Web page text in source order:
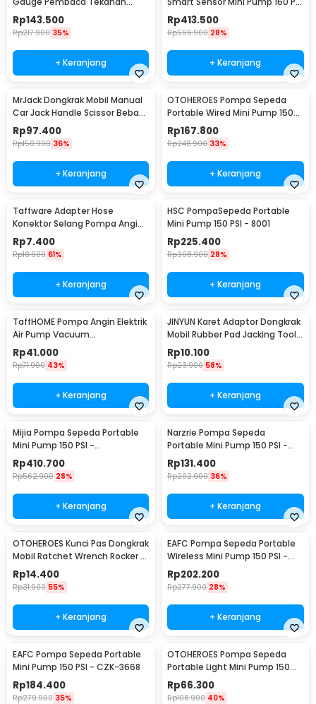
Angin LCD - DP-201
Rp143.500
Rp217.900 35%
+ Keranjang
- Midrive TP03
Rp413.500
Rp566.900 28%
+ Keranjang
MrJack Dongkrak Mobil Manual
Car Jack Handle Scissor Beban
2 Ton - MJ01
Rp97.400
Rp150.900 36%
+ Keranjang
OTOHEROES Pompa Sepeda
Portable Wired Mini Pump 150
PSI - YD-787
Rp167.800
Rp248.900 33%
+ Keranjang
Taffware Adapter Hose
Konektor Selang Pompa Angin
Ban Ordinary - DK02
Rp7.400
Rp18.900 61%
+ Keranjang
HSC PompaSepeda Portable
Mini Pump 150 PSI - 8001
Rp225.400
Rp308.900 28%
+ Keranjang
TaffHOME Pompa Angin Elektrik
Air Pump Vacuum
Compression 400L/min - CZ-
198B
Rp41.000
Rp71.900 43%
+ Keranjang
JINYUN Karet Adaptor Dongkrak
Mobil Rubber Pad Jacking Tool
Pinch - MJA5
Rp10.100
Rp23.900 58%
+ Keranjang
Mijia Pompa Sepeda Portable
Mini Pump 150 PSI -
MJCQB06QW
Rp410.700
Rp562.900 28%
+ Keranjang
Narzrie Pompa Sepeda
Portable Mini Pump 150 PSI -
8004
Rp131.400
Rp202.900 36%
+ Keranjang
OTOHEROES Kunci Pas Dongkrak
Mobil Ratchet Wrench Rocker -
GS205
Rp14.400
Rp31.900 55%
+ Keranjang
EAFC Pompa Sepeda Portable
Wireless Mini Pump 150 PSI -
PR-F1901
Rp202.200
Rp277.900 28%
+ Keranjang
EAFC Pompa Sepeda Portable
Mini Pump 150 PSI - CZK-3668
Rp184.400
Rp279.900 35%
OTOHEROES Pompa Sepeda
Portable Light Mini Pump 150
PSI - SCK619-1
Rp66.300
Rp108.900 40%